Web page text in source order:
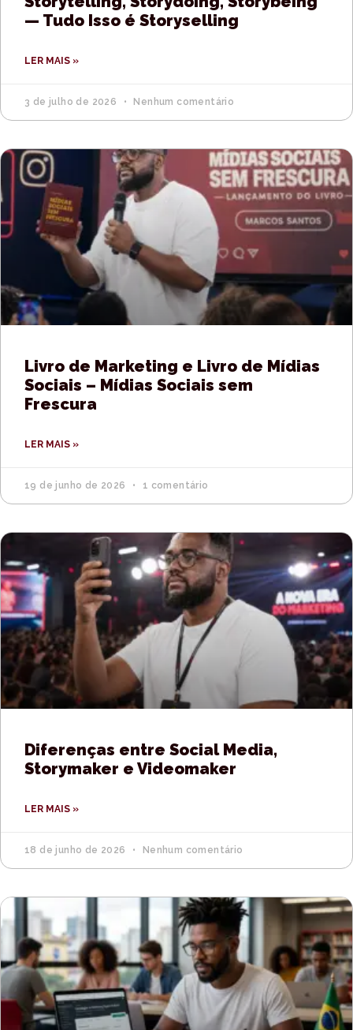
— Tudo Isso é Storyselling
LER MAIS »
3 de julho de 2026 Nenhum comentário
Livro de Marketing e Livro de Mídias
Sociais – Mídias Sociais sem
Frescura
LER MAIS »
19 de junho de 2026 1 comentário
Diferenças entre Social Media,
Storymaker e Videomaker
LER MAIS »
18 de junho de 2026 Nenhum comentário